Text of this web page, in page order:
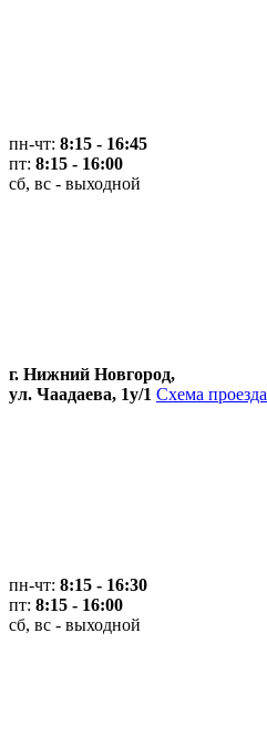
пн-чт: 8:15 - 16:45
пт: 8:15 - 16:00
сб, вс - выходной
г. Нижний Новгород,
ул. Чаадаева, 1у/1 Схема проезда
пн-чт: 8:15 - 16:30
пт: 8:15 - 16:00
сб, вс - выходной